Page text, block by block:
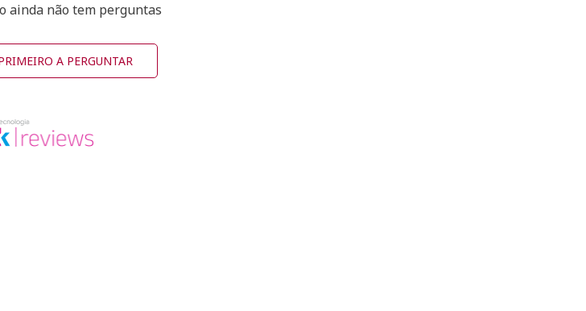
ainda não tem perguntas
A PERGUNTAR